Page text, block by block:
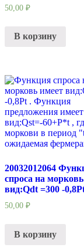
50,00 ₽
В корзину
20032012064
спроса на
вид:Qdt =300 -
50,00 ₽
В корзину